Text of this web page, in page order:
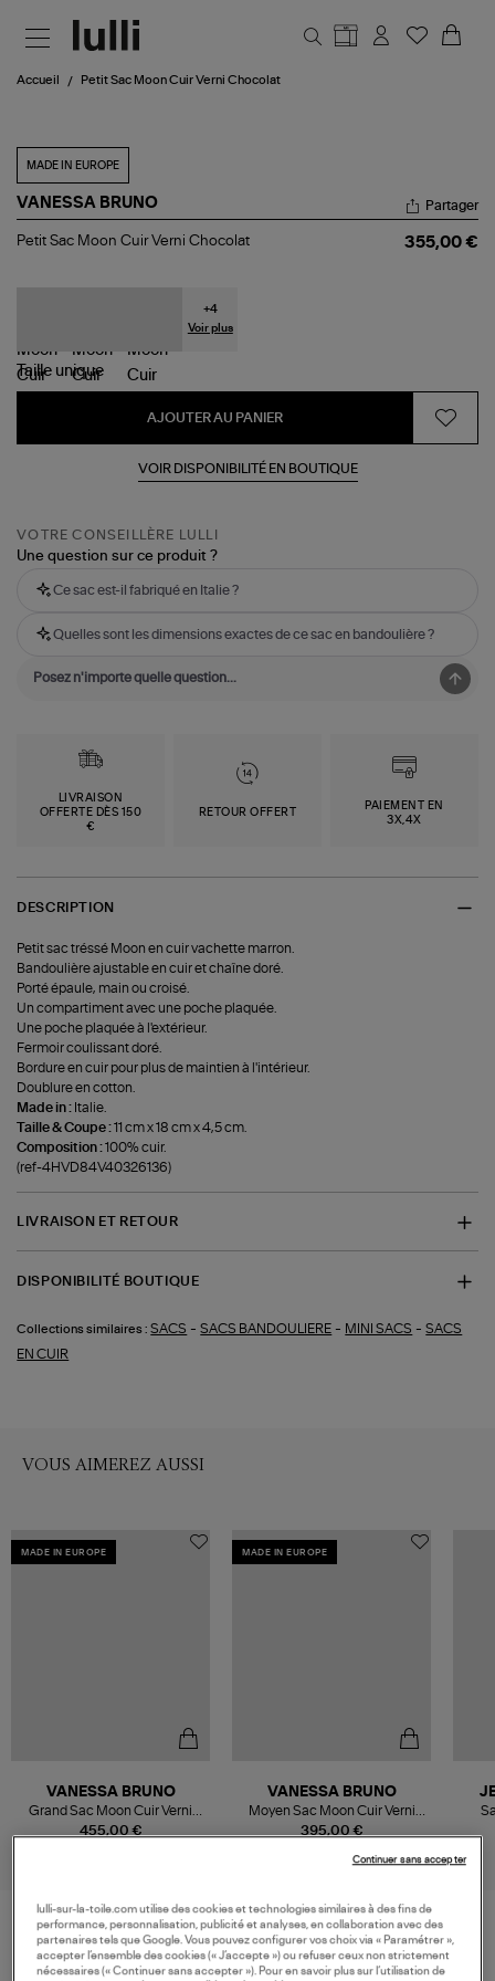
Accueil Petit Sac Moon Cuir Verni Chocolat
MADE IN EUROPE
VANESSA BRUNO
Petit
Partager
Petit Sac Moon Cuir Verni Chocolat 355,00 €
+4
Voir plus
Taille unique
AJOUTER AU PANIER
VOIR DISPONIBILITÉ EN BOUTIQUE
VOTRE CONSEILLÈRE LULLI
Une question sur ce produit ?
Ce sac est-il fabriqué en Italie ?
Quelles sont les dimensions exactes de ce sac en bandoulière ?
LIVRAISON
OFFERTE DÈS 150
€
RETOUR OFFERT
PAIEMENT EN
3X,4X
DESCRIPTION
Petit sac tréssé Moon en cuir vachette marron.
Bandoulière ajustable en cuir et chaîne doré.
Porté épaule, main ou croisé.
Un compartiment avec une poche plaquée.
Une poche plaquée à l'extérieur.
Fermoir coulissant doré.
Bordure en cuir pour plus de maintien à l'intérieur.
Doublure en cotton.
Made in : Italie.
Taille & Coupe :11 cm x 18 cm x 4,5 cm.
Composition :100% cuir.
(ref-4HVD84V40326136)
LIVRAISON ET RETOUR
DISPONIBILITÉ BOUTIQUE
Collections similaires : SACS -SACS BANDOULIERE - MINI SACS -SACS
EN CUIR
VOUS AIMEREZ AUSSI
MADE IN EUROPE
455,00 €
VANESSA BRUNO
Grand Sac Moon Cuir Verni
Havane
MADE IN EUROPE
395,00 €
VANESSA BRUNO
Moyen Sac Moon Cuir Verni
Chocolat
VOS DERNIERS PRODUITS VUS
lulli-sur-la-toile.com utilise des cookies et technologies similaires à des fins de
performance, personnalisation, publicité et analyses, en collaboration avec des
partenaires tels que Google. Vous pouvez configurer vos choix via « Paramétrer »,
accepter l’ensemble des cookies (« J’accepte ») ou refuser ceux non strictement
nécessaires (« Continuer sans accepter »). Pour en savoir plus sur l’utilisation de
Continuer sans accepter